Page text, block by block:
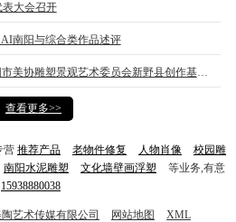
大会召开
南阳与综合类作品述评
《丹桂飘香 金秋有果》--记南阳市美协雕塑景观艺术委员会新野县创作基地挂牌仪式
查看更多>>
营 推荐产品 老物件修复 人物肖像
校园雕
南阳水泥雕塑 文化墙壁画浮塑
等业务,有意
15938880038
艺术传媒有限公司 网站地图 XML